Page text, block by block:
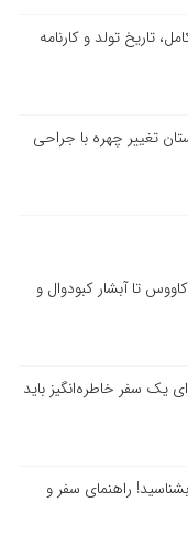
تاریخ تولد و کارنامه
تغییر چهره با جراحی
کاووس تا آبشار کبودوال و
یک سفر خاطره‌انگیز باید
راهنمای سفر و